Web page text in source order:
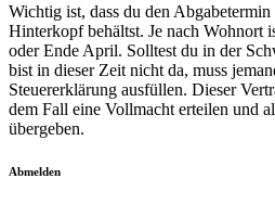
Wichtig ist, dass du den
Hinterkopf behältst. Je nach Wohnort
oder Ende April. Solltest du in der
bist in dieser Zeit nicht da, muss
Steuererklärung ausfüllen. Dieser
dem Fall eine Vollmacht erteilen und
übergeben.
Abmelden